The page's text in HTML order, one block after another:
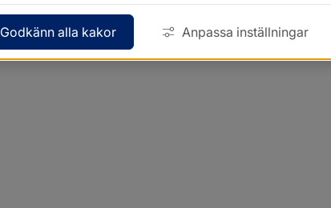
Godkänn alla kakor Anpassa inställningar